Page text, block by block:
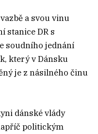
a svou vinu
stanice DR s
soudního jednání
který v Dánsku
je z násilného činu
dánské vlády
politickým